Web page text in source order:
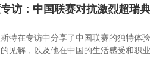
访：中国联赛对抗激烈超瑞
特在专访中分享了中国联赛的独特体
见解，以及他在中国的生活感受和职